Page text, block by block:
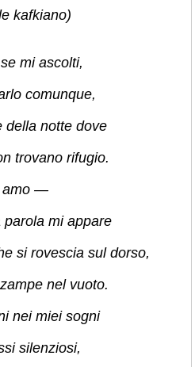
kafkiano)
mi ascolti,
comunque,
della notte dove
trovano rifugio.
amo —
parola mi appare
si rovescia sul dorso,
nel vuoto.
nei miei sogni
silenziosi,